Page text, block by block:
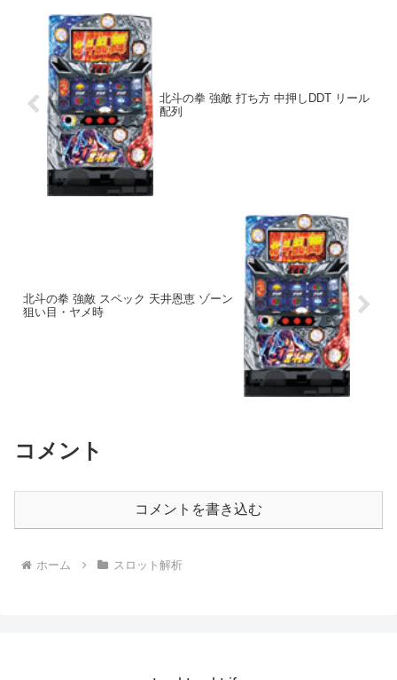
北斗の拳 強敵 打ち方 中押しDDT リール
配列
北斗の拳 強敵 スペック 天井恩恵 ゾーン
狙い目・ヤメ時
コメント
コメントを書き込む
ホーム スロット解析